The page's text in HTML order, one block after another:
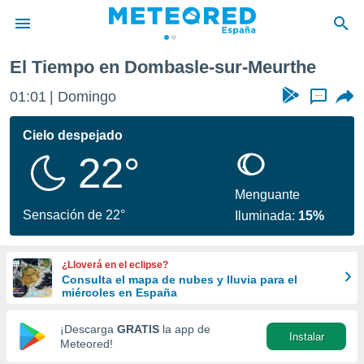
de
por
se
calidad.
a este
las
y
forma
digital
basada
El Tiempo en Dombasle-sur-Meurthe
01:01 Domingo ...
Cielo despejado
22°
Sensación de 22°
Menguante
Iluminada: 15%
¿Lloverá en el eclipse?
Consulta el mapa de nubes y lluvia para el
miércoles en España
¡Descarga GRATIS la app de
Meteored!
Instalar